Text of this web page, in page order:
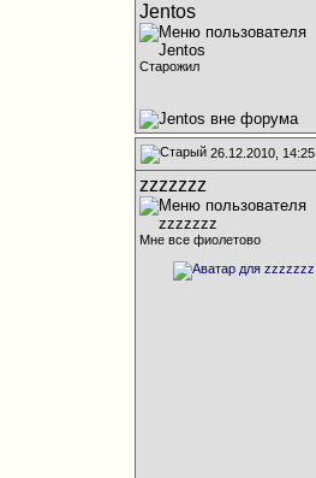
Jentos
Старожил
26.12.2010, 14:25
zzzzzzz
Мне все фиолетово